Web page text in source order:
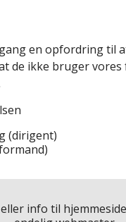
en opfordring til
de ikke bruger
(dirigent)
info til